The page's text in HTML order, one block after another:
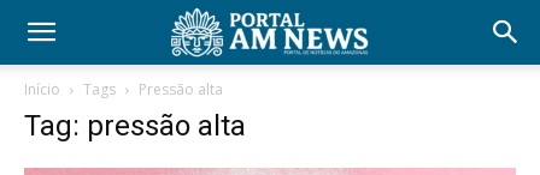
Início Tags Pressão alta
Tag: pressão alta